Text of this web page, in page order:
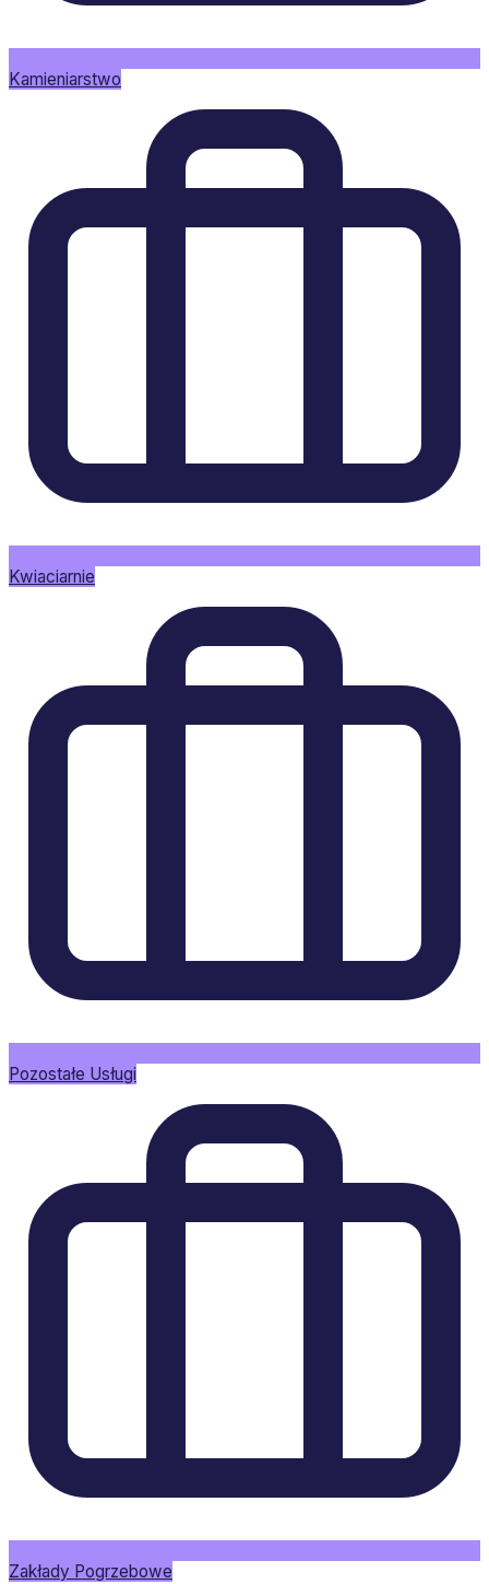
Kamieniarstwo
Kwiaciarnie
Pozostałe Usługi
Zakłady Pogrzebowe